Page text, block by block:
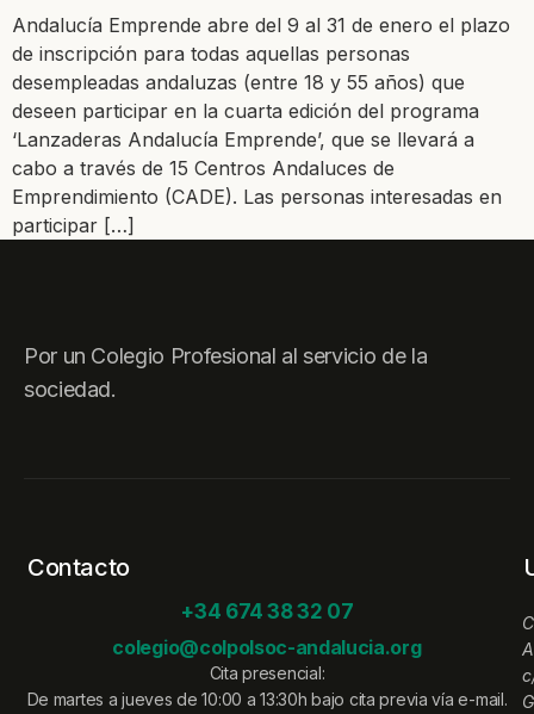
Andalucía Emprende abre del 9 al 31 de enero el plazo
de inscripción para todas aquellas personas
desempleadas andaluzas (entre 18 y 55 años) que
deseen participar en la cuarta edición del programa
‘Lanzaderas Andalucía Emprende’, que se llevará a
cabo a través de 15 Centros Andaluces de
Emprendimiento (CADE). Las personas interesadas en
participar […]
Por un Colegio Profesional al servicio de la
sociedad.
Contacto
+34 674 38 32 07
colegio@colpolsoc-andalucia.org
Cita presencial:
De martes a jueves de 10:00 a 13:30h bajo cita previa vía e-mail.